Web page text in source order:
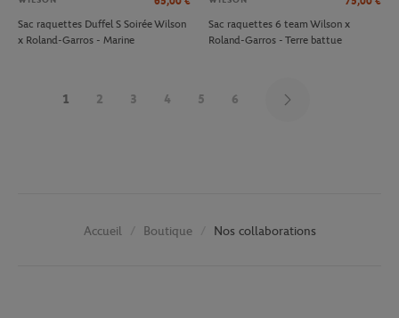
Sac raquettes Duffel S Soirée Wilson
x Roland-Garros - Marine
Sac raquettes 6 team Wilson x
Roland-Garros - Terre battue
1 2 3 4 5 6
Accueil Boutique Nos collaborations